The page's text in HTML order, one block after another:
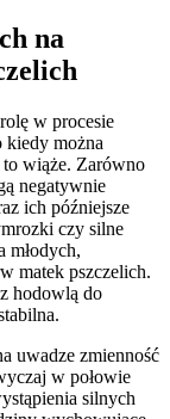
na
w procesie
kiedy można
wiąże. Zarówno
negatywnie
ich późniejsze
czy silne
młodych,
matek pszczelich.
hodowlą do
uwadze zmienność
w połowie
silnych